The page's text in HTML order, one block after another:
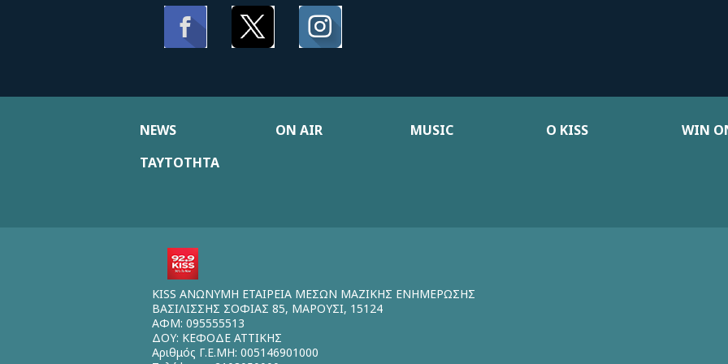
NEWS ON AIR MUSIC Ο KISS WIN
ΤΑΥΤΟΤΗΤΑ
KISS ΑΝΩΝΥΜΗ ΕΤΑΙΡΕΙΑ ΜΕΣΩΝ ΜΑΖΙΚΗΣ ΕΝΗΜΕΡΩΣΗΣ
ΒΑΣΙΛΙΣΣΗΣ ΣΟΦΙΑΣ 85, ΜΑΡΟΥΣΙ, 15124
ΑΦΜ: 095555513
ΔΟΥ: ΚΕΦΟΔΕ ΑΤΤΙΚΗΣ
Αριθμός Γ.Ε.ΜΗ: 005146901000